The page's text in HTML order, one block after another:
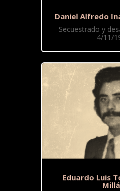
Daniel Alfredo
Secuestrado y
4/11/
Eduardo Luis